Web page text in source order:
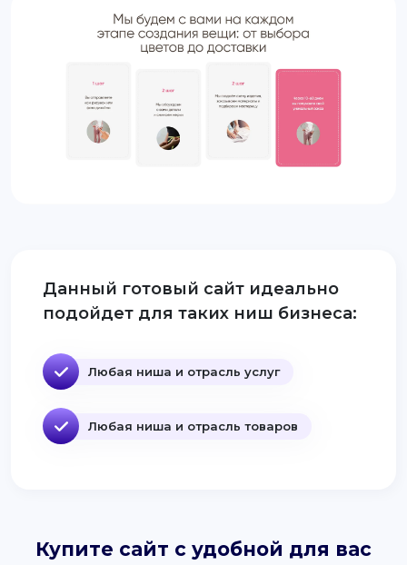
Данный готовый сайт идеально
подойдет для таких ниш бизнеса:
Любая ниша и отрасль услуг
Любая ниша и отрасль товаров
Купите сайт с удобной для вас